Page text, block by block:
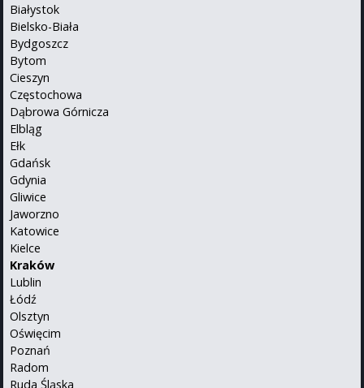
Białystok
Bielsko-Biała
Bydgoszcz
Bytom
Cieszyn
Częstochowa
Dąbrowa Górnicza
Elbląg
Ełk
Gdańsk
Gdynia
Gliwice
Jaworzno
Katowice
Kielce
Kraków
Lublin
Łódź
Olsztyn
Oświęcim
Poznań
Radom
Ruda Śląska